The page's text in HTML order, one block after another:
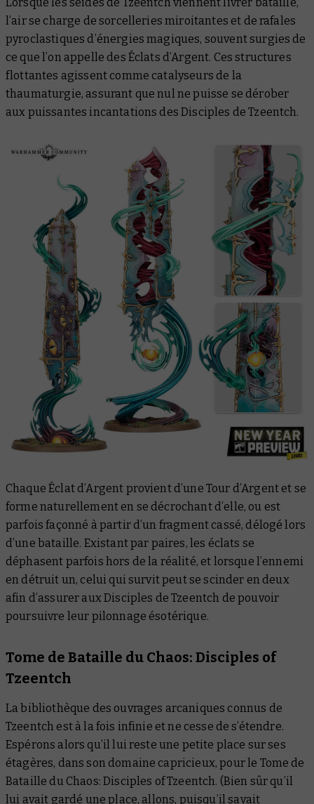
l’air se charge de sorcelleries miroitantes et de rafales
pyroclastiques d’énergies magiques, souvent surgies de
ce que l’on appelle des Éclats d’Argent. Ces structures
flottantes agissent comme catalyseurs de la
thaumaturgie, assurant que nul ne puisse se dérober
aux puissantes incantations des Disciples de Tzeentch.
Chaque Éclat d’Argent provient d’une Tour d’Argent et se
forme naturellement en se décrochant d’elle, ou est
parfois façonné à partir d’un fragment cassé, délogé lors
d’une bataille. Existant par paires, les éclats se
déphasent parfois hors de la réalité, et lorsque l’ennemi
en détruit un, celui qui survit peut se scinder en deux
afin d’assurer aux Disciples de Tzeentch de pouvoir
poursuivre leur pilonnage ésotérique.
Tome de Bataille du Chaos: Disciples of
Tzeentch
La bibliothèque des ouvrages arcaniques connus de
Tzeentch est à la fois infinie et ne cesse de s’étendre.
Espérons alors qu’il lui reste une petite place sur ses
étagères, dans son domaine capricieux, pour le Tome de
Bataille du Chaos: Disciples of Tzeentch. (Bien sûr qu’il
lui avait gardé une place, allons, puisqu’il savait